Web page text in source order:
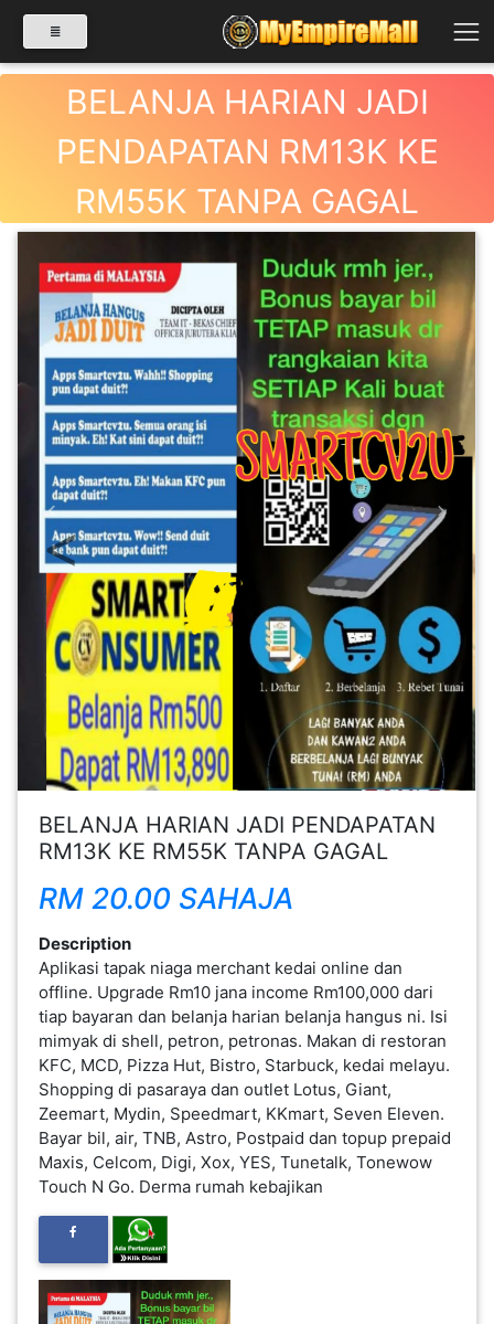
BELANJA HARIAN JADI
PENDAPATAN RM13K KE
RM55K TANPA GAGAL
Previous Next
BELANJA HARIAN JADI PENDAPATAN
RM13K KE RM55K TANPA GAGAL
RM 20.00 SAHAJA
Description
Aplikasi tapak niaga merchant kedai online dan
offline. Upgrade Rm10 jana income Rm100,000 dari
tiap bayaran dan belanja harian belanja hangus ni. Isi
mimyak di shell, petron, petronas. Makan di restoran
KFC, MCD, Pizza Hut, Bistro, Starbuck, kedai melayu.
Shopping di pasaraya dan outlet Lotus, Giant,
Zeemart, Mydin, Speedmart, KKmart, Seven Eleven.
Bayar bil, air, TNB, Astro, Postpaid dan topup prepaid
Maxis, Celcom, Digi, Xox, YES, Tunetalk, Tonewow
Touch N Go. Derma rumah kebajikan
SELECT CATEGORY
PRODUK(0)
BABIES(0)
KESIHATAN(80)
PERNIAGAAN
RUNCIT(1)
FESYEN
WANITA(0)
KECANTIKAN(7)
FESYEN
LELAKI(0)
MINYAK
WANGI(8)
PENDIDIKAN(19)
DERMA
DAN
INFAK(0)
TUDUNG(0)
ARTIKEL(14)
PEMBORONG(2)
PRODUK